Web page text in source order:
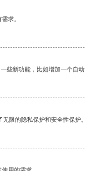
求。
些新功能，比如增加一个自
无限的隐私保护和安全性保护